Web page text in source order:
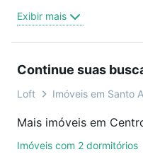
oferta ideal de Imóveis
Centro, Santo André,
é grátis, sem
mais de 46 mil
Como escolher um
Exibir mais
Continue suas
Loft Imóveis em Santo
Mais imóveis em
Imóveis com 2 dormitórios